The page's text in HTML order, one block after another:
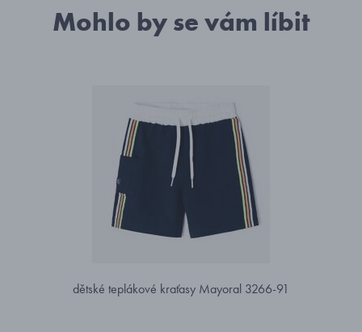
Mohlo by se vám líbit
dětské teplákové kraťasy Mayoral 3266-91